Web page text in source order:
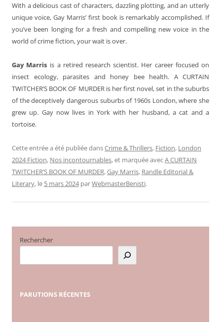
With a delicious cast of characters, dazzling plotting, and an utterly
unique voice, Gay Marris’ first book is remarkably accomplished. If
you’ve been longing for a fresh and compelling new voice in the
world of crime fiction, your wait is over.
Gay Marris is a retired research scientist. Her career focused on
insect ecology, parasites and honey bee health. A CURTAIN
TWITCHER’S BOOK OF MURDER is her first novel, set in the suburbs
of the deceptively dangerous suburbs of 1960s London, where she
grew up. Gay now lives in York with her husband, a cat and a
tortoise.
Cette entrée a été publiée dansCrime & Thrillers, Fiction, London
2024 Fiction, Nos incontournables, et marquée avecA CURTAIN
TWITCHER’S BOOK OF MURDER,Gay Marris, Randle Editorial &
Literary, le 5 mars 2024 parWebmasterBenisti.
Rechercher
PARUTIONS RÉCENTES